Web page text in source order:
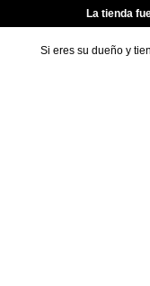
La tienda
Si eres su dueño y